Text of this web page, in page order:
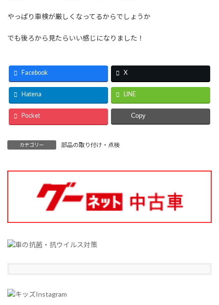
やっぱり車検が厳しくなってるからでしょうか
でも後ろから見たらいい感じになりました！
Facebook X
Hatena LINE
Pocket Copy
カテゴリー 部品の取り付け・点検